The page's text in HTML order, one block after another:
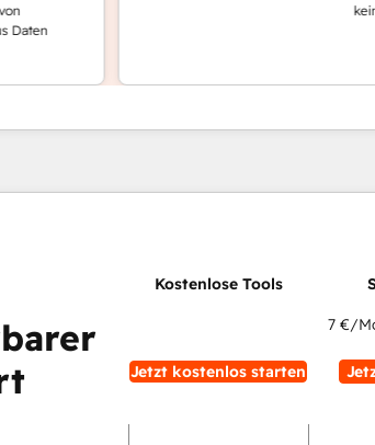
keinen
Jetzt kostenlos starten
7 €/